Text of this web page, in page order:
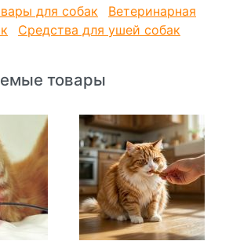
для собак
Ветеринарная
Средства для ушей собак
товары